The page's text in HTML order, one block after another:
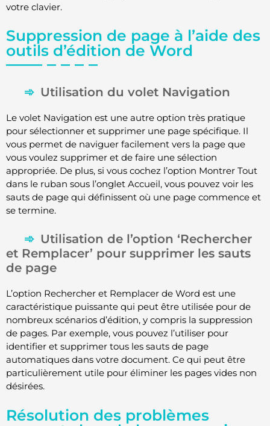
votre clavier.
Suppression de page à l’aide des
outils d’édition de Word
Utilisation du volet Navigation
Le volet Navigation est une autre option très pratique
pour sélectionner et supprimer une page spécifique. Il
vous permet de naviguer facilement vers la page que
vous voulez supprimer et de faire une sélection
appropriée. De plus, si vous cochez l’option Montrer Tout
dans le ruban sous l’onglet Accueil, vous pouvez voir les
sauts de page qui définissent où une page commence et
se termine.
Utilisation de l’option ‘Rechercher
et Remplacer’ pour supprimer les sauts
de page
L’option Rechercher et Remplacer de Word est une
caractéristique puissante qui peut être utilisée pour de
nombreux scénarios d’édition, y compris la suppression
de pages. Par exemple, vous pouvez l’utiliser pour
identifier et supprimer tous les sauts de page
automatiques dans votre document. Ce qui peut être
particulièrement utile pour éliminer les pages vides non
désirées.
Résolution des problèmes